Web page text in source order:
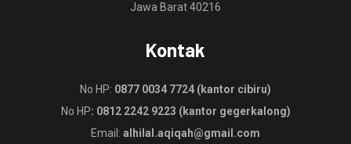
Jawa Barat 40216
Kontak
No HP: 0877 0034 7724 (kantor cibiru)
No HP: 0812 2242 9223 (kantor gegerkalong)
Email: alhilal.aqiqah@gmail.com